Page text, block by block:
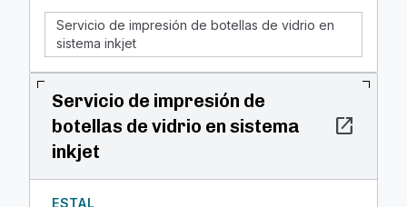
Servicio de impresión de botellas de vidrio en
sistema inkjet
Servicio de impresión de
botellas de vidrio en sistema
inkjet
open_in_new
ESTAL